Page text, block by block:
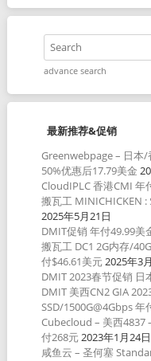
advance search
最新推荐&促销
Greenwebpage – 日本/
50%优惠后17.79美金
CloudIPLC 香港CMI 年
搬瓦工 MINICHICKEN
2025年5月21日
DMIT促销 年付49.99美
搬瓦工 DC1 2G内存/
付$46.61美元2025年3
DMIT 2023春节促销 日
DMIT 美西CN2 GIA
SSD/1500G@4Gbps 年
Cubecloud – 美西4837
付268元2023年1月24日
咸鱼云 – 圣何塞